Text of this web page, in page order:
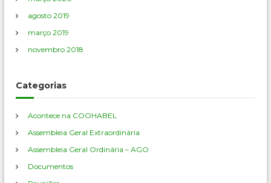
agosto 2019
março 2019
novembro 2018
Categorias
Acontece na COOHABEL
Assembleia Geral Extraordinária
Assembleia Geral Ordinária – AGO
Documentos